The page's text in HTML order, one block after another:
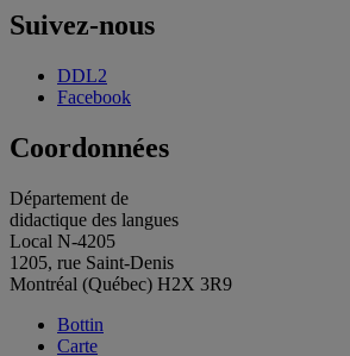
Suivez-nous
DDL2
Facebook
Coordonnées
Département de
didactique des langues
Local N-4205
1205, rue Saint-Denis
Montréal (Québec) H2X 3R9
Bottin
Carte